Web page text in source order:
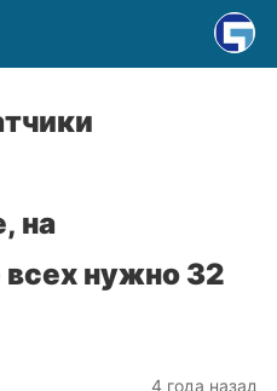
на
всех нужно 32
4 года назад